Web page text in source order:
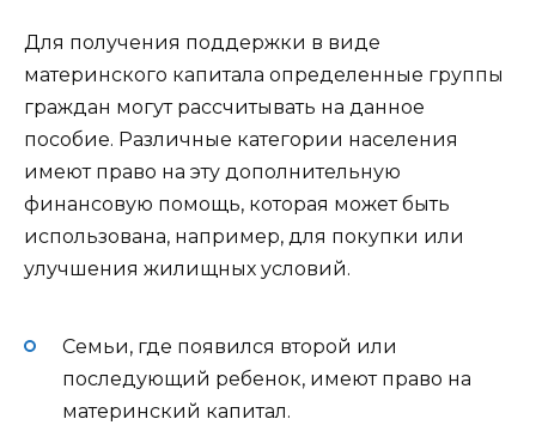
Для получения поддержки в виде
материнского капитала определенные группы
граждан могут рассчитывать на данное
пособие. Различные категории населения
имеют право на эту дополнительную
финансовую помощь, которая может быть
использована, например, для покупки или
улучшения жилищных условий.
Семьи, где появился второй или
последующий ребенок, имеют право на
материнский капитал.